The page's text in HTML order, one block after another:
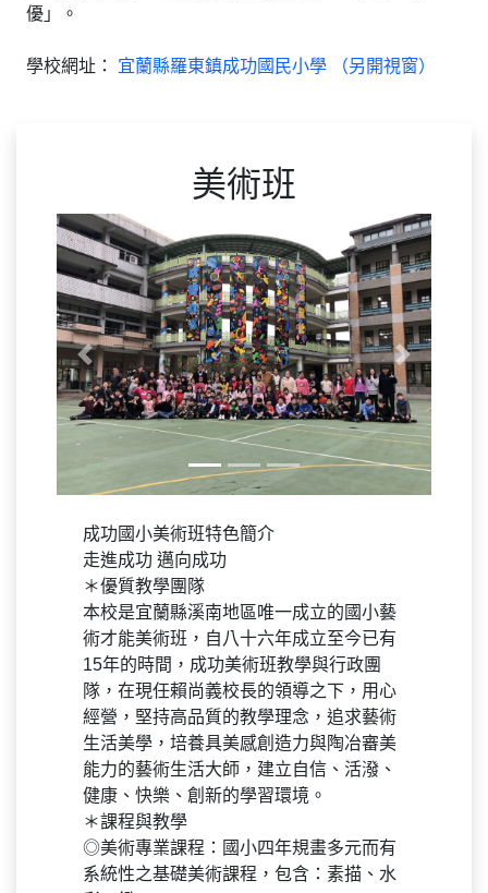
優」。
學校網址： 宜蘭縣羅東鎮成功國民小學 （另開視窗）
美術班
Previous Next
成功國小美術班特色簡介
走進成功 邁向成功
＊優質教學團隊
本校是宜蘭縣溪南地區唯一成立的國小藝
術才能美術班，自八十六年成立至今已有
15年的時間，成功美術班教學與行政團
隊，在現任賴尚義校長的領導之下，用心
經營，堅持高品質的教學理念，追求藝術
生活美學，培養具美感創造力與陶冶審美
能力的藝術生活大師，建立自信、活潑、
健康、快樂、創新的學習環境。
＊課程與教學
◎美術專業課程：國小四年規畫多元而有
系統性之基礎美術課程，包含：素描、水